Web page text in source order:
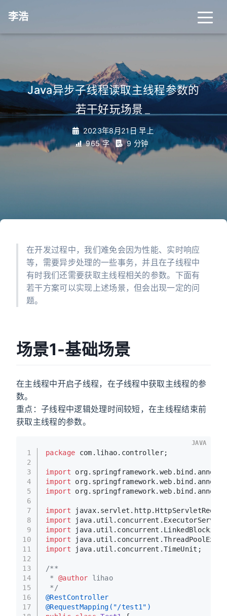
李浩
Java异步子线程读取主线程参数的
若干好玩场景
2023年8月21日 早上
965 字
9 分钟
在开发过程中，我们难免会因为性能、实时响应
等，需要异步处理的一些事务，并且在子线程中
有时我们还需要获取主线程相关的参数。下面有
若干方案可以实现上述场景，但会出现一定的问
题。
场景1-基础场景
在主线程中开启子线程，在子线程中获取主线程的参
数。
重点：子线程中逻辑处理时间较短，在主线程结束前
获取主线程的参数。
1
2
3
4
5
6
7
8
9
10
11
12
13
14
15
16
17
package com.lihao.controller;
import
import
import
import
import
import
import
import java.util.concurrent.TimeUnit;
/**
* @author lihao
*/
@RestController
@RequestMapping("/test1")
JAVA